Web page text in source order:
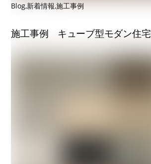
Blog,新着情報,施工事例
施工事例 キューブ型モダン住宅